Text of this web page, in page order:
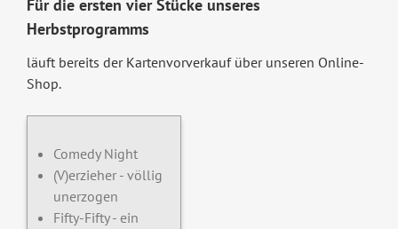
Für die ersten vier Stücke unseres
Herbstprogramms
läuft bereits der Kartenvorverkauf über unseren Online-
Shop.
Comedy Night
(V)erzieher - völlig
unerzogen
Fifty-Fifty - ein